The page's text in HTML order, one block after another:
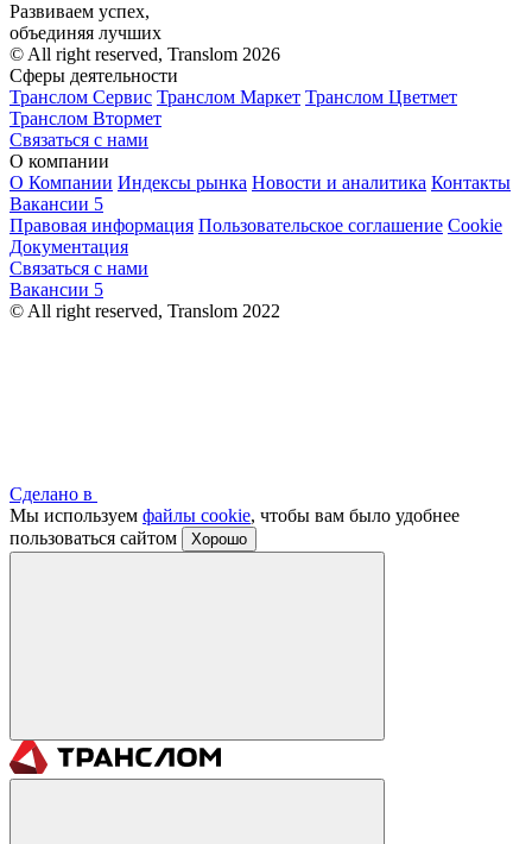
Развиваем успех,
объединяя лучших
© All right reserved, Translom 2026
Сферы деятельности
Транслом Сервис Транслом Маркет Транслом Цветмет
Транслом Втормет
Связаться с нами
О компании
О Компании Индексы рынка Новости и аналитика Контакты
Вакансии 5
Правовая информация Пользовательское соглашение Cookie
Документация
Связаться с нами
Вакансии 5
© All right reserved, Translom 2022
Сделано в
Мы используем файлы cookie, чтобы вам было удобнее
пользоваться сайтом
Хорошо